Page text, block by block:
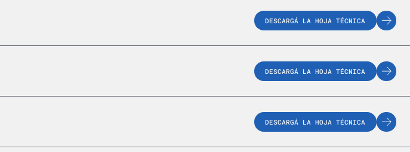
DESCARGÁ LA HOJA TÉCNICA
DESCARGÁ LA HOJA TÉCNICA
DESCARGÁ LA HOJA TÉCNICA